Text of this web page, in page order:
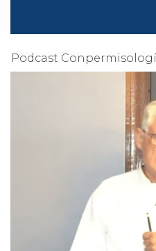
Podcast